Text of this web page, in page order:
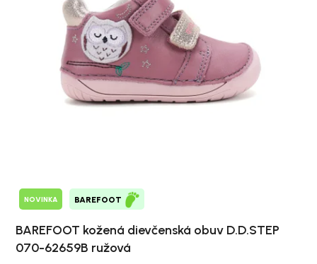
NOVINKA BAREFOOT
BAREFOOT kožená dievčenská obuv D.D.STEP
070-62659B ružová